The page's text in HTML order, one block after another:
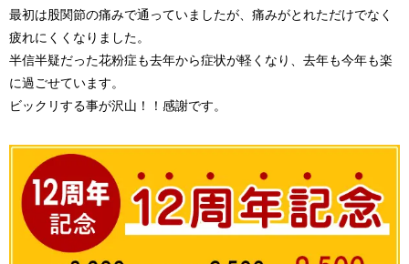
最初は股関節の痛みで通っていましたが、痛みがとれただけでなく
疲れにくくなりました。
半信半疑だった花粉症も去年から症状が軽くなり、去年も今年も楽
に過ごせています。
ビックリする事が沢山！！感謝です。